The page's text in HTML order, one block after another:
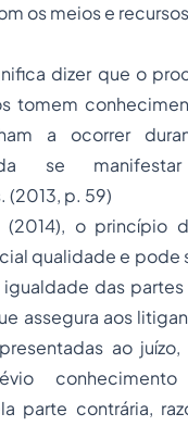
os meios e
dizer que o
tomem
a ocorrer
se
p. 59)
(2014), o princípio
qualidade e pode
das
assegura aos
ao
parte contrária,